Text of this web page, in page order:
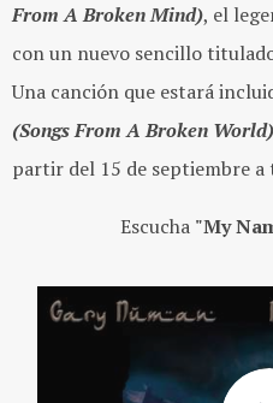
From A Broken Mind), el
con un nuevo sencillo
Una canción que estará
(Songs From A Broken World)
partir del 15 de septiembre a
Escucha "My